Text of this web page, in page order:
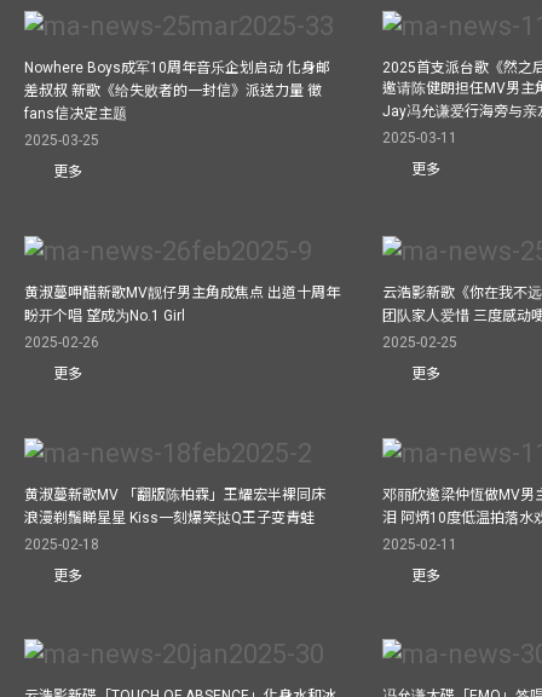
Nowhere Boys成军10周年音乐企划启动 化身邮
差叔叔 新歌《给失败者的一封信》派送力量 徵
fans信决定主题
2025-03-25
更多
2025首支派台歌《然之
邀请陈健朗担任MV男主
Jay冯允谦爱行海旁与
2025-03-11
更多
黄淑蔓呷醋新歌MV靓仔男主角成焦点 出道十周年
盼开个唱 望成为No.1 Girl
2025-02-26
更多
云浩影新歌《你在我不
团队家人爱惜 三度感动
2025-02-25
更多
黄淑蔓新歌MV 「翻版陈柏霖」王耀宏半裸同床
浪漫剃鬚睇星星 Kiss一刻爆笑挞Q王子变青蛙
2025-02-18
更多
邓丽欣邀梁仲恆做MV男
泪 阿炳10度低温拍落水
2025-02-11
更多